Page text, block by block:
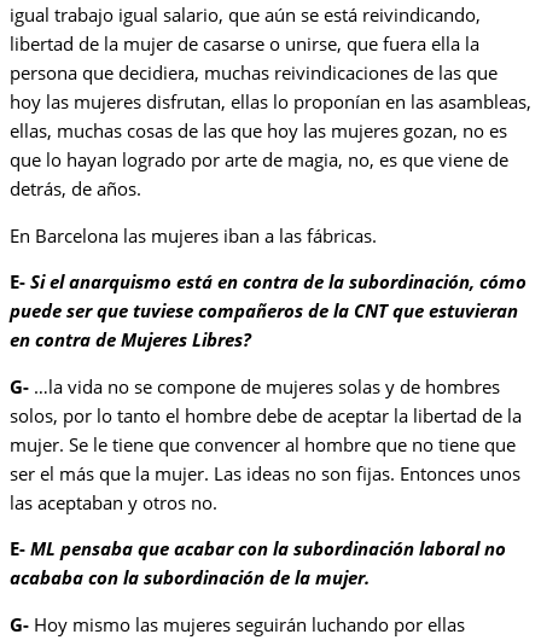
igual trabajo igual salario, que aún se está reivindicando,
libertad de la mujer de casarse o unirse, que fuera ella la
persona que decidiera, muchas reivindicaciones de las que
hoy las mujeres disfrutan, ellas lo proponían en las asambleas,
ellas, muchas cosas de las que hoy las mujeres gozan, no es
que lo hayan logrado por arte de magia, no, es que viene de
detrás, de años.
En Barcelona las mujeres iban a las fábricas.
E- Si el anarquismo está en contra de la subordinación, cómo
puede ser que tuviese compañeros de la CNT que estuvieran
en contra de Mujeres Libres?
G- …la vida no se compone de mujeres solas y de hombres
solos, por lo tanto el hombre debe de aceptar la libertad de la
mujer. Se le tiene que convencer al hombre que no tiene que
ser el más que la mujer. Las ideas no son fijas. Entonces unos
las aceptaban y otros no.
E- ML pensaba que acabar con la subordinación laboral no
acababa con la subordinación de la mujer.
G- Hoy mismo las mujeres seguirán luchando por ellas